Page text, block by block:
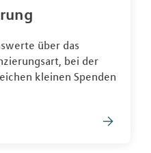
über das
bei der
kleinen Spenden